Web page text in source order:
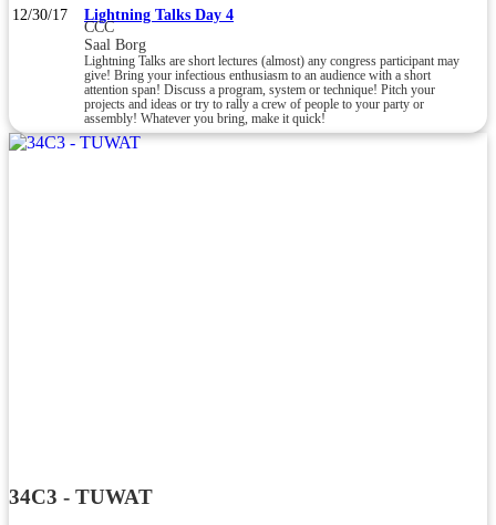
12/30/17 Lightning Talks Day 4
CCC
Saal Borg
Lightning Talks are short lectures (almost) any congress participant may
give! Bring your infectious enthusiasm to an audience with a short
attention span! Discuss a program, system or technique! Pitch your
projects and ideas or try to rally a crew of people to your party or
assembly! Whatever you bring, make it quick!
34C3 - TUWAT